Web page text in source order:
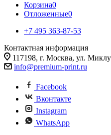
Корзина0
Отложенные0
+7 495 363-87-53
Контактная информация
117198, г. Москва, ул.
info@premium-print.ru
Facebook
Вконтакте
Instagram
WhatsApp